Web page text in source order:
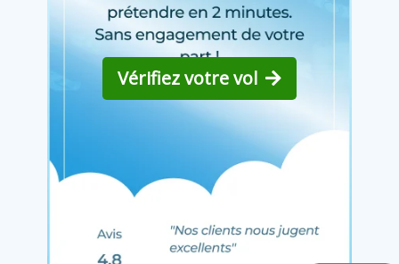
Vérifiez votre vol